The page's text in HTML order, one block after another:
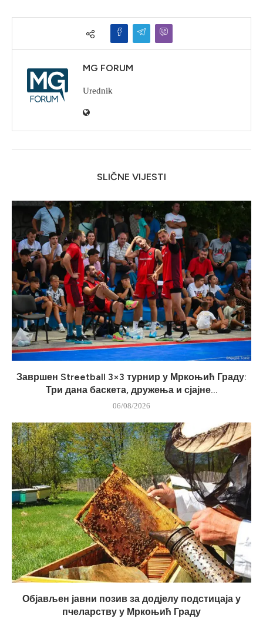
MG FORUM
Urednik
SLIČNE VIJESTI
Завршен Streetball 3×3 турнир у Мркоњић Граду:
Три дана баскета, дружења и сјајне...
06/08/2026
Објављен јавни позив за додјелу подстицаја у
пчеларству у Мркоњић Граду